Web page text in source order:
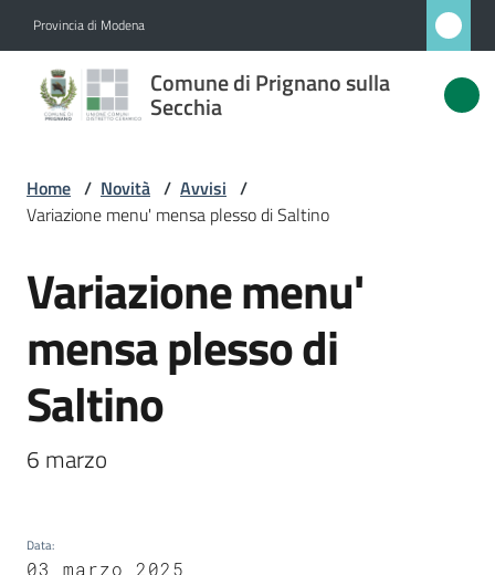
Provincia di Modena
Comune di Prignano sulla
Secchia
Comune
di
sulla
Secchia
Amministrazione
Novità
Menu selezionato
Servizi
sulla
Secchia
Home / Novità / Avvisi /
Variazione menu' mensa plesso di Saltino
Salta al contenuto
Variazione menu'
mensa plesso di
Saltino
6 marzo
Data:
03 marzo 2025